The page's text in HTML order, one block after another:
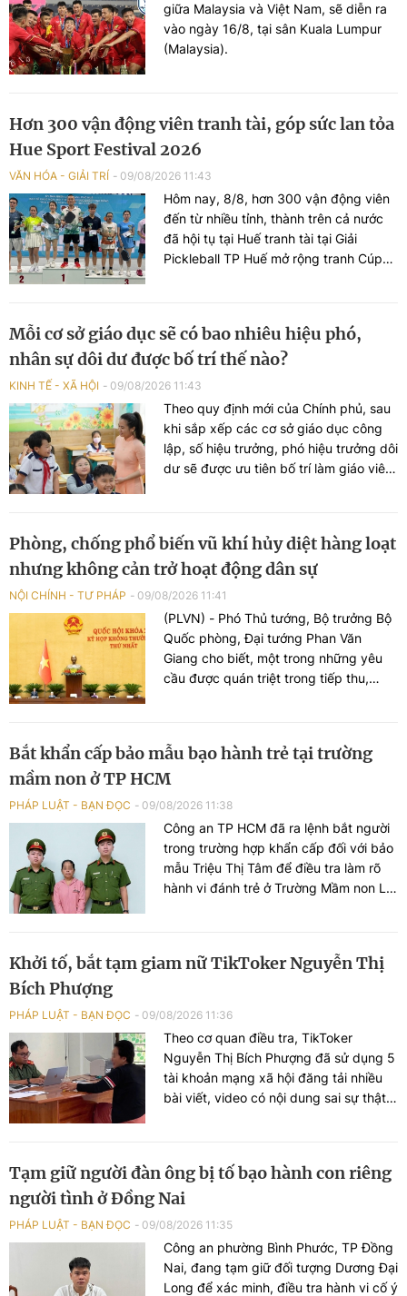
giữa Malaysia và Việt Nam, sẽ diễn ra
vào ngày 16/8, tại sân Kuala Lumpur
(Malaysia).
Hơn 300 vận động viên tranh tài, góp sức lan tỏa
Hue Sport Festival 2026
VĂN HÓA - GIẢI TRÍ 09/08/2026 11:43
Hôm nay, 8/8, hơn 300 vận động viên
đến từ nhiều tỉnh, thành trên cả nước
đã hội tụ tại Huế tranh tài tại Giải
Pickleball TP Huế mở rộng tranh Cúp
cộng đồng TP Huế lần thứ 4 năm 2026
(Hue Sport Festival 2026).
Mỗi cơ sở giáo dục sẽ có bao nhiêu hiệu phó,
nhân sự dôi dư được bố trí thế nào?
KINH TẾ - XÃ HỘI 09/08/2026 11:43
Theo quy định mới của Chính phủ, sau
khi sắp xếp các cơ sở giáo dục công
lập, số hiệu trưởng, phó hiệu trưởng dôi
dư sẽ được ưu tiên bố trí làm giáo viên
Phòng, chống phổ biến vũ khí hủy diệt hàng loạt
nhưng không cản trở hoạt động dân sự
NỘI CHÍNH - TƯ PHÁP 09/08/2026 11:41
(PLVN) - Phó Thủ tướng, Bộ trưởng Bộ
Quốc phòng, Đại tướng Phan Văn
Giang cho biết, một trong những yêu
cầu được quán triệt trong tiếp thu,
nhưng không cản trở hoạt động dân
sự, sản xuất, kinh doanh, nghiên cứu
khoa học và đổi mới sáng tạo hợp
Bắt khẩn cấp bảo mẫu bạo hành trẻ tại trường
mầm non ở TP HCM
PHÁP LUẬT - BẠN ĐỌC 09/08/2026 11:38
Công an TP HCM đã ra lệnh bắt người
trong trường hợp khẩn cấp đối với bảo
mẫu Triệu Thị Tâm để điều tra làm rõ
hành vi đánh trẻ ở Trường Mầm non Lá
Khởi tố, bắt tạm giam nữ TikToker Nguyễn Thị
Bích Phượng
PHÁP LUẬT - BẠN ĐỌC 09/08/2026 11:36
Theo cơ quan điều tra, TikToker
Nguyễn Thị Bích Phượng đã sử dụng 5
tài khoản mạng xã hội đăng tải nhiều
bài viết, video có nội dung sai sự thật,
Tạm giữ người đàn ông bị tố bạo hành con riêng
người tình ở Đồng Nai
PHÁP LUẬT - BẠN ĐỌC 09/08/2026 11:35
Công an phường Bình Phước, TP Đồng
Nai, đang tạm giữ đối tượng Dương Đại
Long để xác minh, điều tra hành vi cố ý